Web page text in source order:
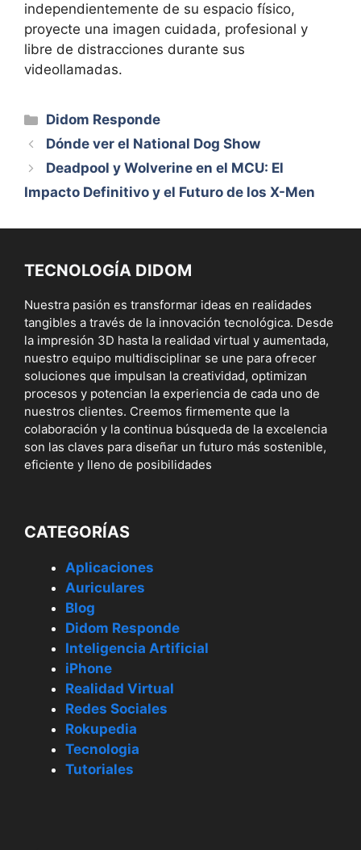
independientemente de su espacio físico,
proyecte una imagen cuidada, profesional y
libre de distracciones durante sus
videollamadas.
Categorías
Didom Responde
Dónde ver el National Dog Show
Deadpool y Wolverine en el MCU: El
Impacto Definitivo y el Futuro de los X-Men
TECNOLOGÍA DIDOM
Nuestra pasión es transformar ideas en realidades
tangibles a través de la innovación tecnológica. Desde
la impresión 3D hasta la realidad virtual y aumentada,
nuestro equipo multidisciplinar se une para ofrecer
soluciones que impulsan la creatividad, optimizan
procesos y potencian la experiencia de cada uno de
nuestros clientes. Creemos firmemente que la
colaboración y la continua búsqueda de la excelencia
son las claves para diseñar un futuro más sostenible,
eficiente y lleno de posibilidades
CATEGORÍAS
Aplicaciones
Auriculares
Blog
Didom Responde
Inteligencia Artificial
iPhone
Realidad Virtual
Redes Sociales
Rokupedia
Tecnologia
Tutoriales